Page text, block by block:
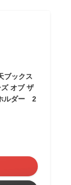
ブックス
オブ ザ
ルダー 2